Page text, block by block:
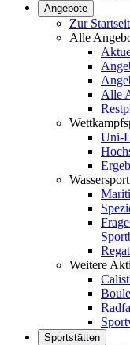
Angebote
Zur
Alle
Alle
Uni-
Wassersport
Weitere
Sportstätten